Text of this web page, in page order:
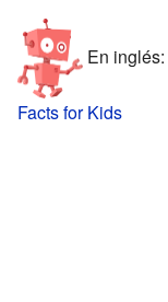
En inglés:
Facts for Kids